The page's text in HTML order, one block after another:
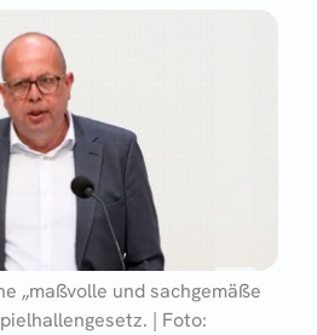
„maßvolle und sachgemäße
| Foto: